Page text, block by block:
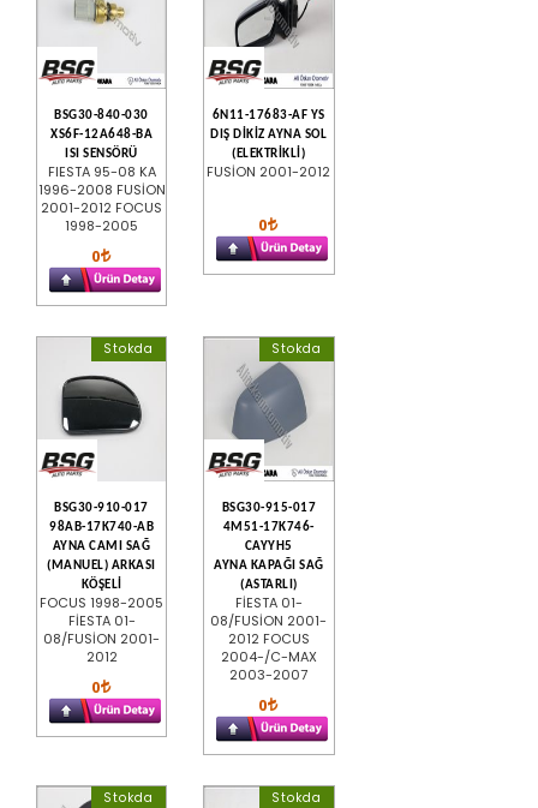
BSG30-840-030
XS6F-12A648-BA
ISI SENSÖRÜ
FIESTA 95-08 KA
1996-2008 FUSİON
2001-2012 FOCUS
1998-2005
0
6N11-17683-AF YS
DIŞ DİKİZ AYNA SOL
(ELEKTRİKLİ)
FUSİON 2001-2012
0
Stokda
BSG30-910-017
98AB-17K740-AB
AYNA CAMI SAĞ
(MANUEL) ARKASI
KÖŞELİ
FOCUS 1998-2005
FİESTA 01-
08/FUSİON 2001-
2012
0
Stokda
BSG30-915-017
4M51-17K746-
CAYYH5
AYNA KAPAĞI SAĞ
(ASTARLI)
FİESTA 01-
08/FUSİON 2001-
2012 FOCUS
2004-/C-MAX
2003-2007
0
Stokda Stokda